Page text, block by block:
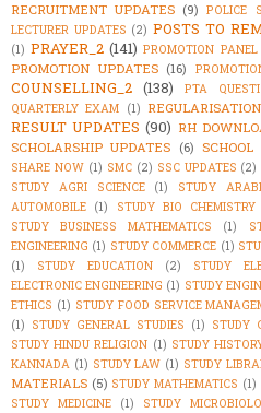
RECRUITMENT UPDATES (9) POLICE
LECTURER UPDATES (2) POSTS TO
(1) PRAYER_2 (141) PROMOTION PANEL
PROMOTION UPDATES (16)
COUNSELLING_2 (138) PTA
QUARTERLY EXAM (1)
RESULT UPDATES (90) RH
SCHOLARSHIP UPDATES (6) SCHOOL
SHARE NOW (1) SMC (2) SSC UPDATES (2)
STUDY AGRI SCIENCE
(1) STUDY
AUTOMOBILE (1) STUDY BIO CHEMISTRY
STUDY BUSINESS MATHEMATICS (1)
ENGINEERING (1) STUDY COMMERCE (1)
(1)
STUDY EDUCATION (2) STUDY
ELECTRONIC ENGINEERING (1) STUDY
ETHICS (1) STUDY FOOD SERVICE
(1) STUDY GENERAL STUDIES (1) STUDY
STUDY HINDU RELIGION (1) STUDY
KANNADA (1) STUDY LAW (1) STUDY
MATERIALS (5) STUDY MATHEMATICS (1)
STUDY MEDICINE
(1) STUDY